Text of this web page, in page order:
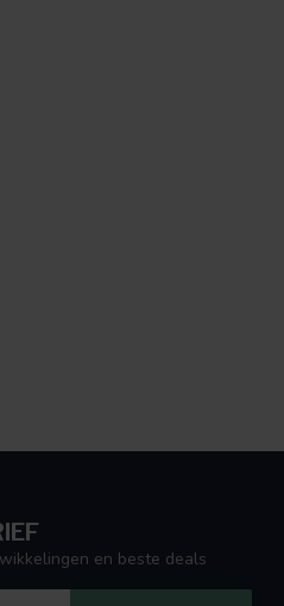
en beste deals